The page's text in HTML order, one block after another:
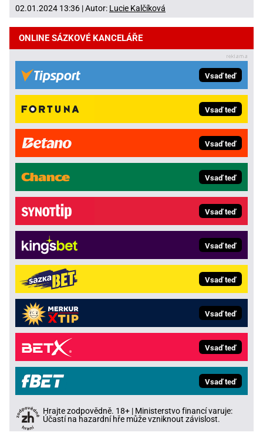
02.01.2024 13:36 | Autor: Lucie Kalčíková
ONLINE SÁZKOVÉ KANCELÁŘE
Vsaď teď
Vsaď teď
Vsaď teď
Vsaď teď
Vsaď teď
Vsaď teď
Vsaď teď
Vsaď teď
Vsaď teď
Vsaď teď
Hrajte zodpovědně. 18+ | Ministerstvo financí varuje:
Účastí na hazardní hře může vzniknout závislost.